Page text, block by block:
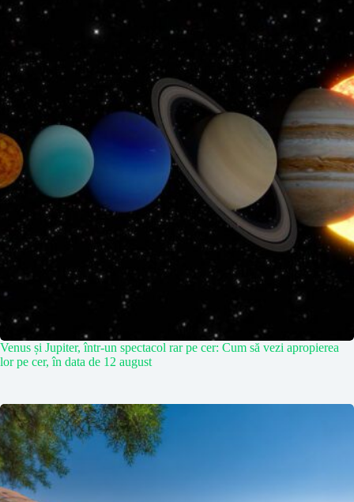
Venus și Jupiter, într-un spectacol rar pe cer: Cum să vezi apropierea
lor pe cer, în data de 12 august